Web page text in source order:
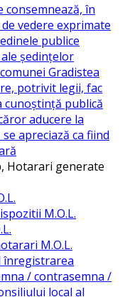
consemnează, în
vedere exprimate
publice
ședințelor
Gradistea
potrivit legii, fac
cunoștință publică
aducere la
apreciază ca fiind
Hotarari generate
M.O.L.
M.O.L.
înregistrarea
/ contrasemna /
local al